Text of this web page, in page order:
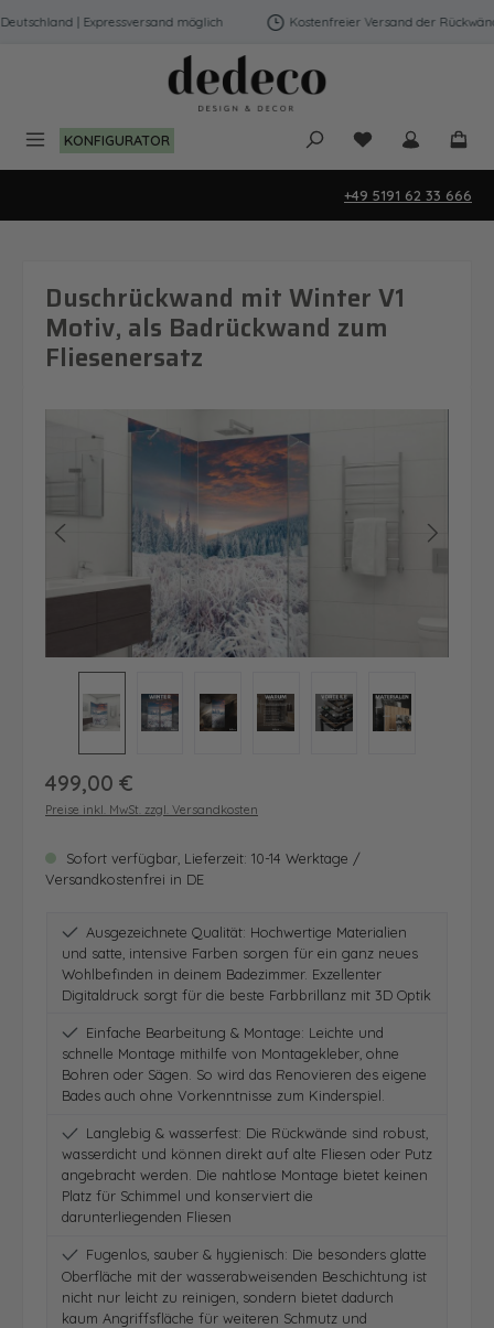
Zum Hauptinhalt springen
| Expressversand möglich Kostenfreier Versand der
KONFIGURATOR Du hast 0
+49 5191 62 33 666
Duschrückwand mit Winter V1
Motiv, als Badrückwand zum
Fliesenersatz
Bildergalerie überspringen
Regulärer Preis:
499,00 €
Preise inkl. MwSt. zzgl. Versandkosten
Sofort verfügbar, Lieferzeit: 10-14 Werktage /
Versandkostenfrei in DE
Ausgezeichnete Qualität: Hochwertige Materialien
und satte, intensive Farben sorgen für ein ganz neues
Wohlbefinden in deinem Badezimmer. Exzellenter
Digitaldruck sorgt für die beste Farbbrillanz mit 3D Optik
Einfache Bearbeitung & Montage: Leichte und
schnelle Montage mithilfe von Montagekleber, ohne
Bohren oder Sägen. So wird das Renovieren des eigene
Bades auch ohne Vorkenntnisse zum Kinderspiel.
Langlebig & wasserfest: Die Rückwände sind robust,
wasserdicht und können direkt auf alte Fliesen oder Putz
angebracht werden. Die nahtlose Montage bietet keinen
Platz für Schimmel und konserviert die
darunterliegenden Fliesen
Fugenlos, sauber & hygienisch: Die besonders glatte
Oberfläche mit der wasserabweisenden Beschichtung ist
nicht nur leicht zu reinigen, sondern bietet dadurch
kaum Angriffsfläche für weiteren Schmutz und